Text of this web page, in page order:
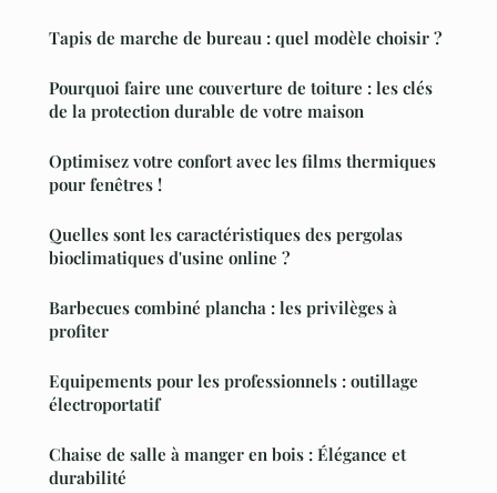
Tapis de marche de bureau : quel modèle choisir ?
Pourquoi faire une couverture de toiture : les clés
de la protection durable de votre maison
Optimisez votre confort avec les films thermiques
pour fenêtres !
Quelles sont les caractéristiques des pergolas
bioclimatiques d'usine online ?
Barbecues combiné plancha : les privilèges à
profiter
Equipements pour les professionnels : outillage
électroportatif
Chaise de salle à manger en bois : Élégance et
durabilité